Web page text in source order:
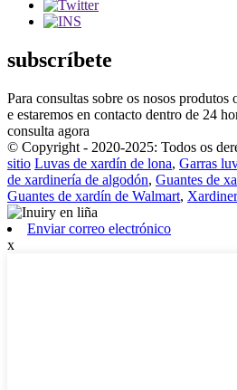
subscríbete
Para consultas sobre os nosos produtos
e estaremos en contacto dentro de 24
consulta agora
© Copyright - 2020-2025: Todos os
sitio Luvas de xardín de lona, Garras
de xardinería de algodón, Guantes de
Guantes de xardín de Walmart,
Enviar correo electrónico
x